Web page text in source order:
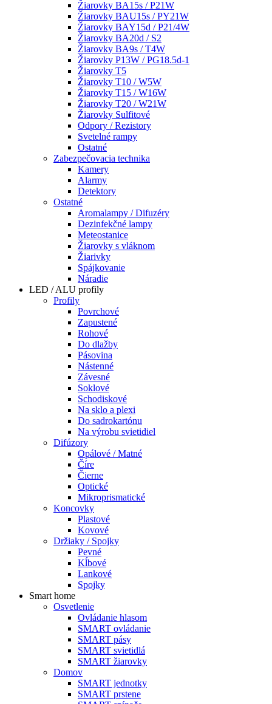
Žiarovky BA15s / P21W
Žiarovky BAU15s / PY21W
Žiarovky BAY15d / P21/4W
Žiarovky BA20d / S2
Žiarovky BA9s / T4W
Žiarovky P13W / PG18.5d-1
Žiarovky T5
Žiarovky T10 / W5W
Žiarovky T15 / W16W
Žiarovky T20 / W21W
Žiarovky Sulfitové
Odpory / Rezistory
Svetelné rampy
Ostatné
Zabezpečovacia technika
Kamery
Alarmy
Detektory
Ostatné
Aromalampy / Difuzéry
Dezinfekčné lampy
Meteostanice
Žiarovky s vláknom
Žiarivky
Spájkovanie
Náradie
LED / ALU profily
Profily
Povrchové
Zapustené
Rohové
Do dlažby
Pásovina
Nástenné
Závesné
Soklové
Schodiskové
Na sklo a plexi
Do sadrokartónu
Na výrobu svietidiel
Difúzory
Opálové / Matné
Číre
Čierne
Optické
Mikroprismatické
Koncovky
Plastové
Kovové
Držiaky / Spojky
Pevné
Kĺbové
Lankové
Spojky
Smart home
Osvetlenie
Ovládanie hlasom
SMART ovládanie
SMART pásy
SMART svietidlá
SMART žiarovky
Domov
SMART jednotky
SMART prstene